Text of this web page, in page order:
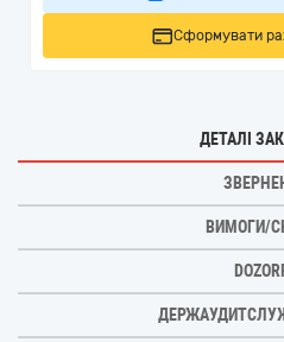
Сформувати
ДЕТАЛІ
ВИМОГИ/